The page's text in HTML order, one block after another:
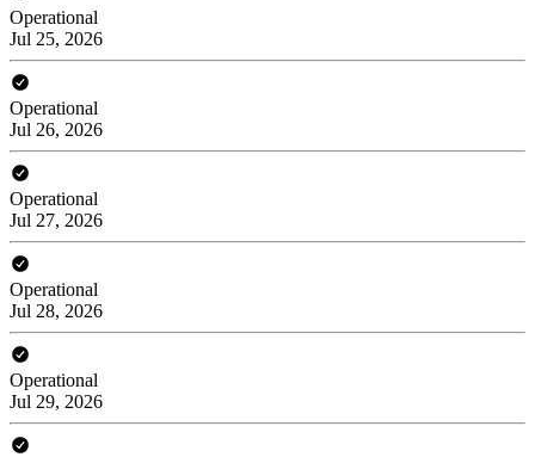
Operational
Jul 25, 2026
Operational
Jul 26, 2026
Operational
Jul 27, 2026
Operational
Jul 28, 2026
Operational
Jul 29, 2026